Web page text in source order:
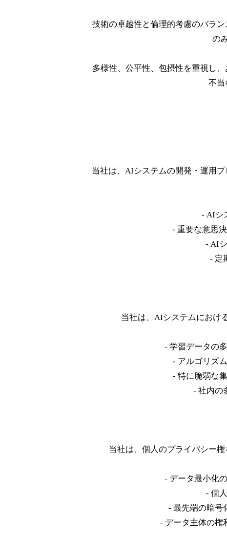
技術の卓越性と倫理的考慮のバラ
の
多様性、公平性、包摂性を重視し
不当
当社は、AIシステムの開発・運用
- AIシ
- 重要な意思
- AI
- 定
当社は、AIシステムにおけ
- 学習データの
- アルゴリズ
- 特に脆弱な
- 社内の
当社は、個人のプライバシー
- データ最小化
- 個
- 最先端の暗号
- データ主体の権